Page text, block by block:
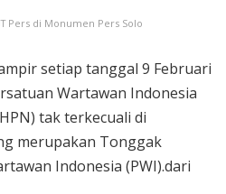
Pers di Monumen Pers Solo
setiap tanggal 9 Februari
Wartawan Indonesia
tak terkecuali di
merupakan Tonggak
Indonesia (PWI).dari